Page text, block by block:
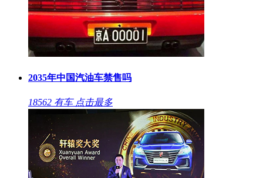
2035年中国汽油车禁售吗
18562 有车 点击最多